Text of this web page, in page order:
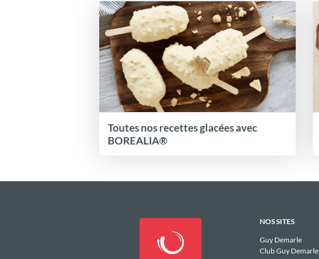
Toutes nos recettes glacées avec
BOREALIA®
NOS SITES
Guy Demarle
Club Guy Demarle